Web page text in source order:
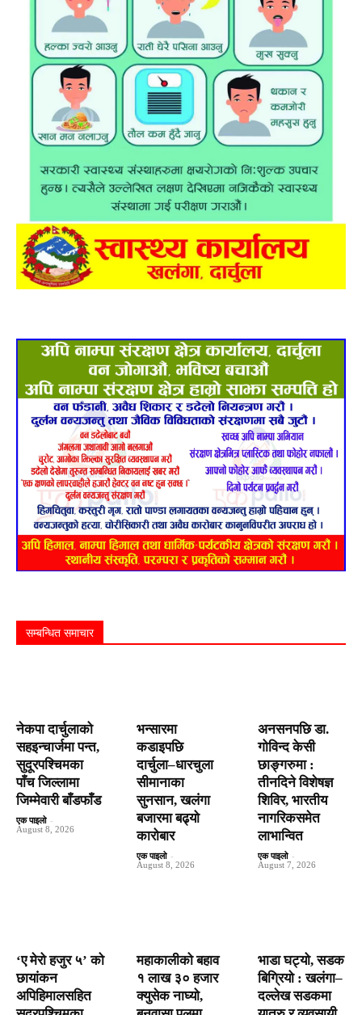
सम्बन्धित समाचार
नेकपा दार्चुलाको
सहइन्चार्जमा पन्त,
सुदूरपश्चिमका
पाँच जिल्लामा
जिम्मेवारी बाँडफाँड
एक पाइलो -
August 8, 2026
भन्सारमा
कडाइपछि
दार्चुला–धारचुला
सीमानाका
सुनसान, खलंगा
बजारमा बढ्यो
कारोबार
एक पाइलो -
August 8, 2026
अनसनपछि डा.
गोविन्द केसी
छाङ्गरुमा :
तीनदिने विशेषज्ञ
शिविर, भारतीय
नागरिकसमेत
लाभान्वित
एक पाइलो -
August 7, 2026
‘ए मेरो हजुर ५’ को
छायांकन
अपिहिमालसहित
महाकालीको बहाव
१ लाख ३० हजार
क्युसेक नाघ्यो,
भाडा घट्यो, सडक
बिग्रियो : खलंगा–
दल्लेख सडकमा